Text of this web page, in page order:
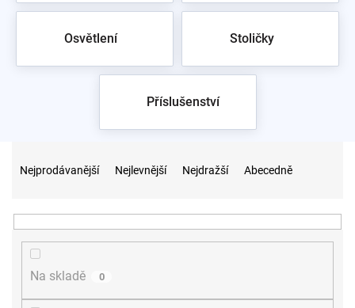
Osvětlení Stoličky
Příslušenství
n
Nejprodávanější Nejlevnější Nejdražší Abecedně
Na skladě 0